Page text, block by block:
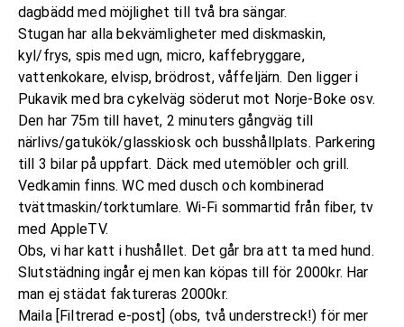
dagbädd med möjlighet till två bra sängar.
Stugan har alla bekvämligheter med diskmaskin,
kyl/frys, spis med ugn, micro, kaffebryggare,
vattenkokare, elvisp, brödrost, våffeljärn. Den ligger i
Pukavik med bra cykelväg söderut mot Norje-Boke osv.
Den har 75m till havet, 2 minuters gångväg till
närlivs/gatukök/glasskiosk och busshållplats. Parkering
till 3 bilar på uppfart. Däck med utemöbler och grill.
Vedkamin finns. WC med dusch och kombinerad
tvättmaskin/torktumlare. Wi-Fi sommartid från fiber, tv
med AppleTV.
Obs, vi har katt i hushållet. Det går bra att ta med hund.
Slutstädning ingår ej men kan köpas till för 2000kr. Har
man ej städat faktureras 2000kr.
Maila [Filtrerad e-post] (obs, två understreck!) för mer